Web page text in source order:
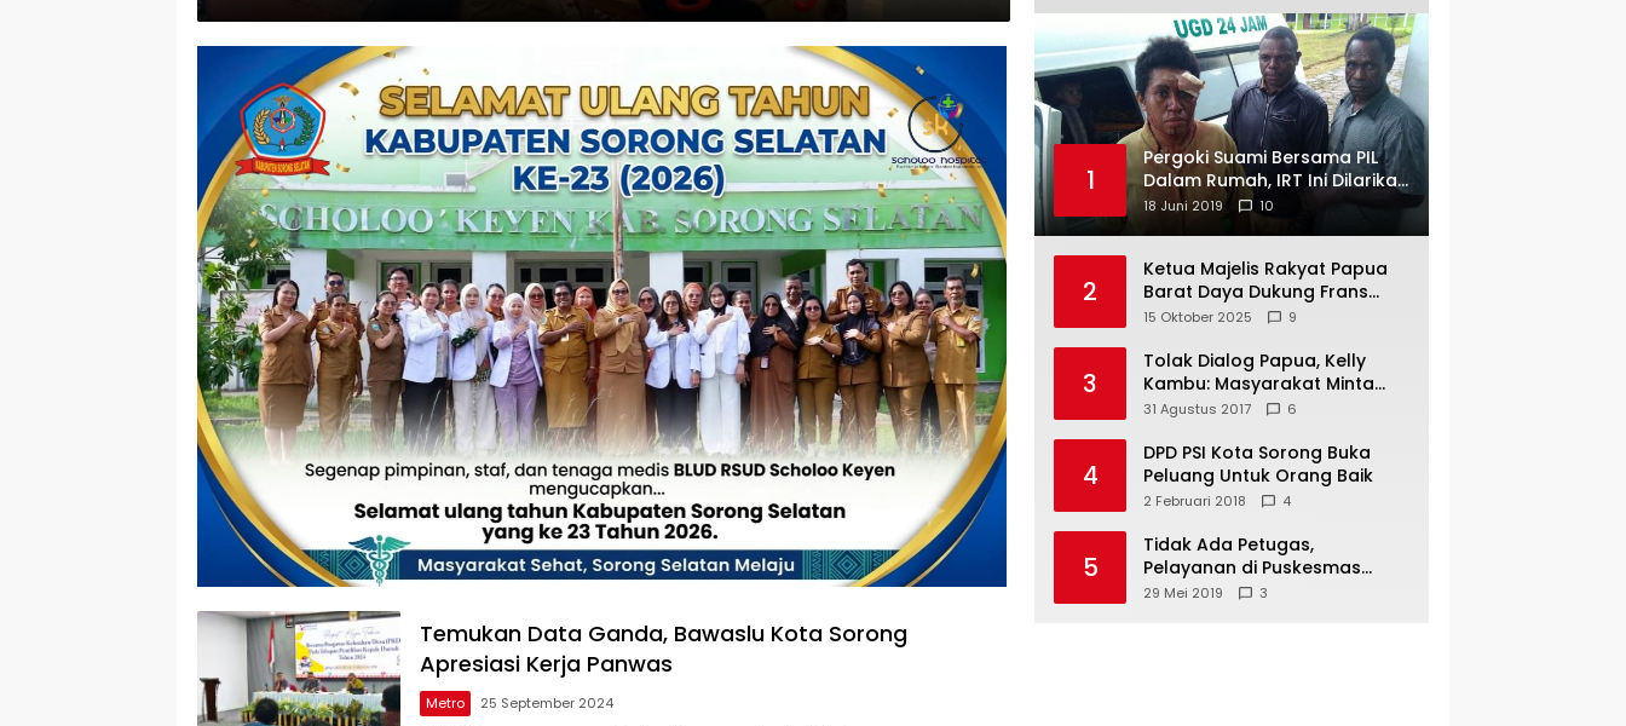
Temukan Data Ganda, Bawaslu Kota Sorong
Apresiasi Kerja Panwas
Metro 25 September 2024
1
Pergoki Suami Bersama PIL
Dalam Rumah, IRT Ini Dilarikan
ke RS
18 Juni 2019 10
2
Ketua Majelis Rakyat Papua
Barat Daya Dukung Frans
Pigome Sebagai Presidir PT
15 Oktober 2025 9
3
Tolak Dialog Papua, Kelly
Kambu: Masyarakat Minta
Pemekaran
31 Agustus 2017 6
4
DPD PSI Kota Sorong Buka
Peluang Untuk Orang Baik
2 Februari 2018 4
5
Tidak Ada Petugas,
Pelayanan di Puskesmas
Mare-Maybrat Lumpuh
29 Mei 2019 3